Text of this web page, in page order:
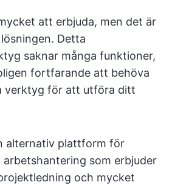
att erbjuda, men det är
Detta
saknar många funktioner,
fortfarande att behöva
verktyg för att utföra ditt
alternativ plattform för
som erbjuder
och mycket